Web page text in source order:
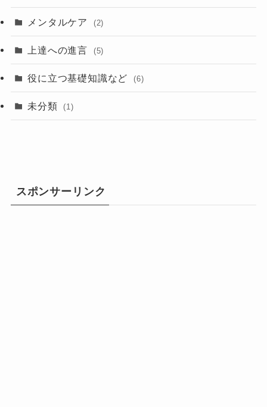
メンタルケア (2)
上達への進言 (5)
役に立つ基礎知識など (6)
未分類 (1)
スポンサーリンク